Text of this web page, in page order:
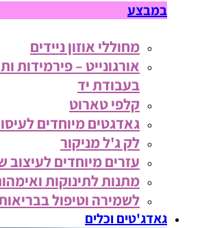
במבצע
מחוללי אוזון ניידים
אורגונייט – פירמידות
בעבודת יד
קלפי טארוט
גאדגטים מיוחדים
לק ג'ל מניקור
עזרים מיוחדים לעיצוב
מתנות לתינוקות
לשמירה וטיפול
גאדג'טים וכלים